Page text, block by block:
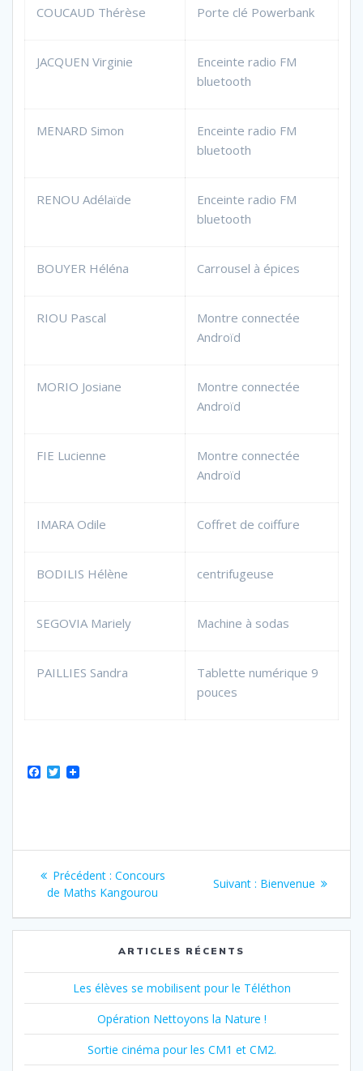
COUCAUD Thérèse Porte clé Powerbank
JACQUEN Virginie
Enceinte radio FM
bluetooth
MENARD Simon
Enceinte radio FM
bluetooth
RENOU Adélaïde
Enceinte radio FM
bluetooth
BOUYER Héléna Carrousel à épices
RIOU Pascal
Montre connectée
Androïd
MORIO Josiane
Montre connectée
Androïd
FIE Lucienne
Montre connectée
Androïd
IMARA Odile Coffret de coiffure
BODILIS Hélène centrifugeuse
SEGOVIA Mariely Machine à sodas
PAILLIES Sandra
Tablette numérique 9
pouces
o
T
r
Navigation
l’article
Précédent : Article
précédent
Concours
de Maths Kangourou
Suivant : Article
:
Bienvenue
ARTICLES RÉCENTS
Les élèves se mobilisent pour le Téléthon
Opération Nettoyons la Nature !
Sortie cinéma pour les CM1 et CM2.